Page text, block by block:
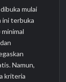
mulai
ini terbuka
Namun,
kriteria